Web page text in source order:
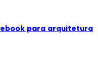
para arquitetura